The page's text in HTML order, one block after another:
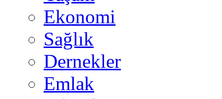
Ekonomi
Sağlık
Dernekler
Emlak